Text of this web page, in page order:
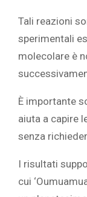
Tali reazioni
sperimentali
molecolare è
È importante
aiuta a capire
senza
I risultati
cui